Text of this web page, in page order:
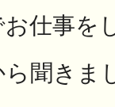
仕事を
聞きま